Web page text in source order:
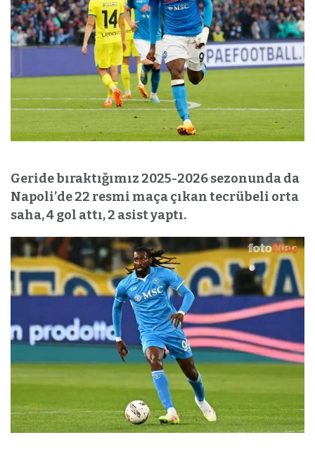
Geride bıraktığımız 2025-2026 sezonunda da
Napoli’de 22 resmi maça çıkan tecrübeli orta
saha, 4 gol attı, 2 asist yaptı.